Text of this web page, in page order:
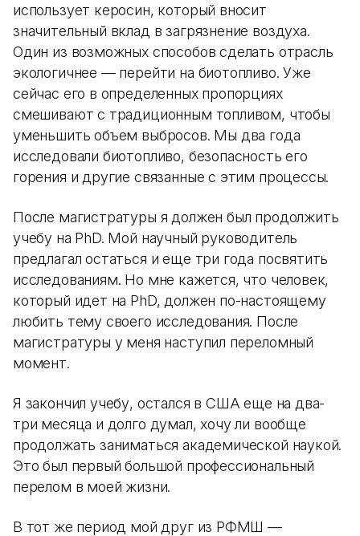
использует керосин, который вносит
значительный вклад в загрязнение воздуха.
Один из возможных способов сделать отрасль
экологичнее — перейти на биотопливо. Уже
сейчас его в определенных пропорциях
смешивают с традиционным топливом, чтобы
уменьшить объем выбросов. Мы два года
исследовали биотопливо, безопасность его
горения и другие связанные с этим процессы.
После магистратуры я должен был продолжить
учебу на PhD. Мой научный руководитель
предлагал остаться и еще три года посвятить
исследованиям. Но мне кажется, что человек,
который идет на PhD, должен по-настоящему
любить тему своего исследования. После
магистратуры у меня наступил переломный
момент.
Я закончил учебу, остался в США еще на два-
три месяца и долго думал, хочу ли вообще
продолжать заниматься академической наукой.
Это был первый большой профессиональный
перелом в моей жизни.
В тот же период мой друг из РФМШ —